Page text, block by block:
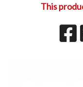
This